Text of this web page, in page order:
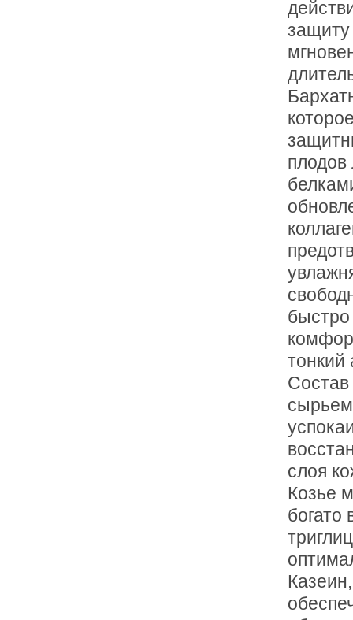
защиту
быстро
тонкий
слоя
Козье